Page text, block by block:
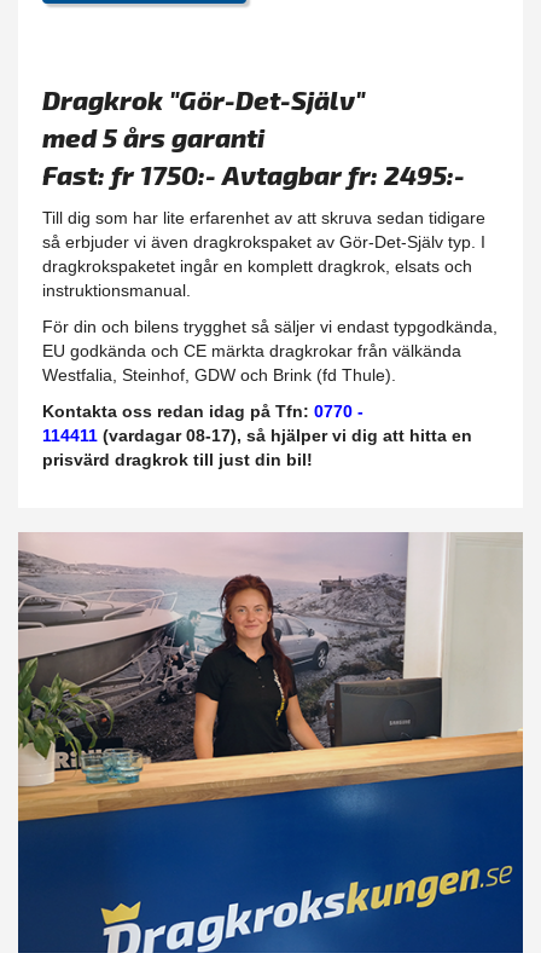
Dragkrok "Gör-Det-Själv"
med 5 års garanti
Fast: fr 1750:- Avtagbar fr: 2495:-
Till dig som har lite erfarenhet av att skruva sedan tidigare
så erbjuder vi även dragkrokspaket av Gör-Det-Själv typ. I
dragkrokspaketet ingår en komplett dragkrok, elsats och
instruktionsmanual.
För din och bilens trygghet så säljer vi endast typgodkända,
EU godkända och CE märkta dragkrokar från välkända
Westfalia, Steinhof, GDW och Brink (fd Thule).
Kontakta oss redan idag på Tfn: 0770 -
114411 (vardagar 08-17), så hjälper vi dig att hitta en
prisvärd dragkrok till just din bil!